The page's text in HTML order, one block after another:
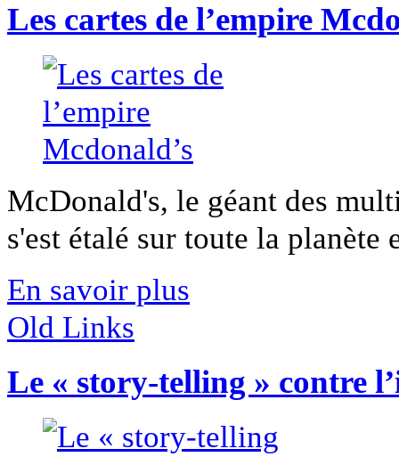
Les cartes de l’empire
McDonald's, le géant des
s'est étalé sur toute la planète
En savoir plus
Old Links
Le « story-telling » contre